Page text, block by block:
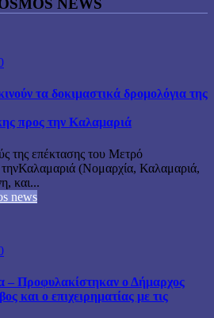
NEWS
τα δοκιμαστικά δρομολόγια της
προς την Καλαμαριά
της επέκτασης του Μετρό
(Νομαρχία, Καλαμαριά,
και...
news
– Προφυλακίστηκαν ο Δήμαρχος
και ο επιχειρηματίας με τις